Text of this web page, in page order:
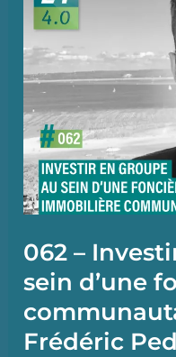
un
capital
grâce
aux
ventes
aux
enchères
immobilières,
Erkan
Altundas
062 –
sein d’une
Frédéric